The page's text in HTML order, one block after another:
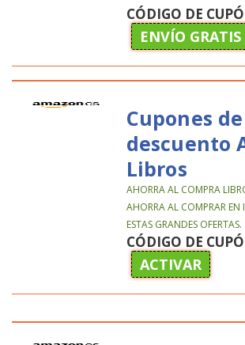
CÓDIGO DE
ENVÍO
Cupones de
descuento
Libros
AHORRA AL COMPRA
AHORRA AL COMPRAR EN
ESTAS GRANDES OFERTAS.
CÓDIGO DE
ACTIVAR